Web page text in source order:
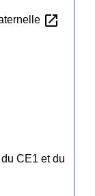
open_in_new
CE1 et du